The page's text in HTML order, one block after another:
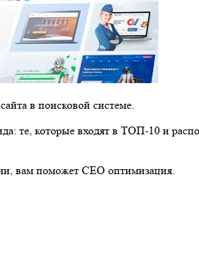
в поисковой системе.
те, которые входят в ТОП-10 и
вам поможет СЕО оптимизация.